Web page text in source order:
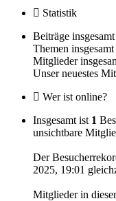
Statistik
Beiträge insgesamt
Themen insgesamt
Mitglieder
Unser neuestes
Wer ist online?
Insgesamt ist 1
unsichtbare
Der
2025, 19:01
Mitglieder in